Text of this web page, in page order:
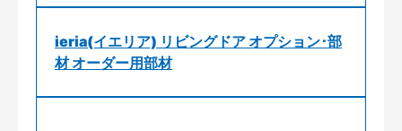
ieria(イエリア) リビングドア オプション･部
材 オーダー用部材